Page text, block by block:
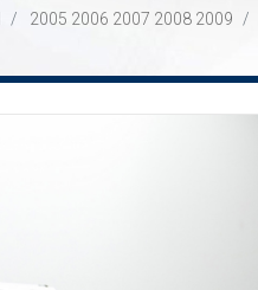
2005 2006 2007 2008 2009